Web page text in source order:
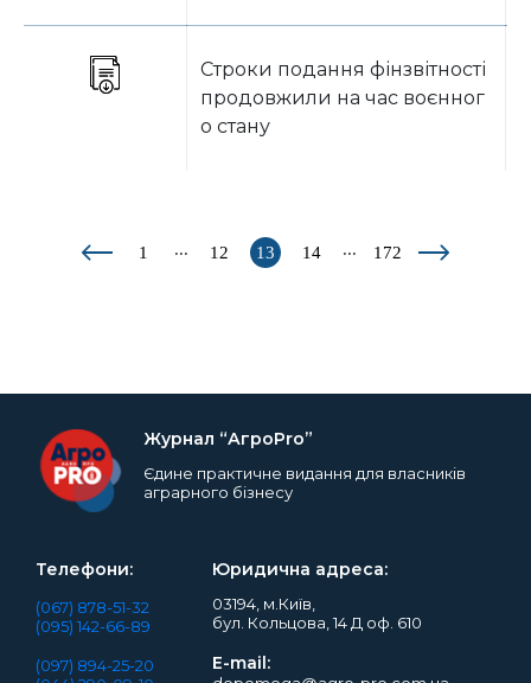
Строки подання фінзвітності
продовжили на час воєнног
о стану
1 ... 12 13 14 ... 172
Журнал “АгроPro”
Єдине практичне видання для власників
аграрного бізнесу
Юридична адреса:
03194, м.Київ,
бул. Кольцова, 14 Д оф. 610
Телефони:
(067) 878-51-32
(095) 142-66-89
(097) 894-25-20
E-mail: